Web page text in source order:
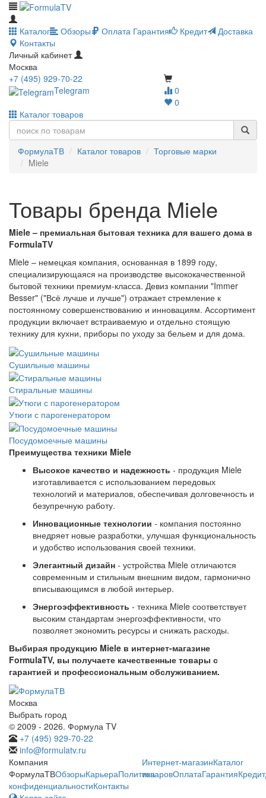
Каталог Обзоры Оплата Гарантия Кредит
Доставка
Контакты
Личный кабинет
Москва
0
0
+7 (495) 929-70-22
Telegram
Каталог товаров
ФормулаТВ Каталог товаров
Торговые марки
Miele
Товары бренда Miele
Miele – премиальная бытовая техника для вашего дома в
FormulaTV
Miele – немецкая компания, основанная в 1899 году,
специализирующаяся на производстве высококачественной
бытовой техники премиум-класса. Девиз компании "Immer
Besser" ("Всё лучше и лучше") отражает стремление к
постоянному совершенствованию и инновациям. Ассортимент
продукции включает встраиваемую и отдельно стоящую
технику для кухни, приборы по уходу за бельем и для дома.
Сушильные машины
Стиральные машины
Утюги с парогенератором
Посудомоечные машины
Преимущества техники Miele
Высокое качество и надежность - продукция Miele
изготавливается с использованием передовых
технологий и материалов, обеспечивая долговечность и
безупречную работу.
Инновационные технологии - компания постоянно
внедряет новые разработки, улучшая функциональность
и удобство использования своей техники.
Элегантный дизайн - устройства Miele отличаются
современным и стильным внешним видом, гармонично
вписывающимся в любой интерьер.
Энергоэффективность - техника Miele соответствует
высоким стандартам энергоэффективности, что
позволяет экономить ресурсы и снижать расходы.
Выбирая продукцию Miele в интернет-магазине
FormulaTV, вы получаете качественные товары с
гарантией и профессиональным обслуживанием.
Москва
Выбрать город
© 2009 - 2026. Формула TV
+7 (495) 929-70-22
info@formulatv.ru
Компания
ФормулаТВОбзорыКарьераПолитика
конфиденциальностиКонтакты
Интернет-магазинКаталог
товаровОплатаГарантияКредит